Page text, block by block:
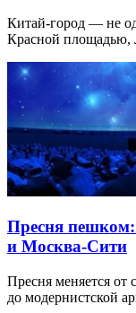
Китай-город — не
Красной площадью,
Пресня пешком:
и Москва-Сити
Пресня меняется от
до модернистской